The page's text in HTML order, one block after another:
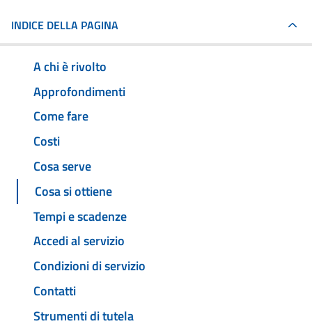
INDICE DELLA PAGINA
A chi è rivolto
Approfondimenti
Come fare
Costi
Cosa serve
Cosa si ottiene
Tempi e scadenze
Accedi al servizio
Condizioni di servizio
Contatti
Strumenti di tutela